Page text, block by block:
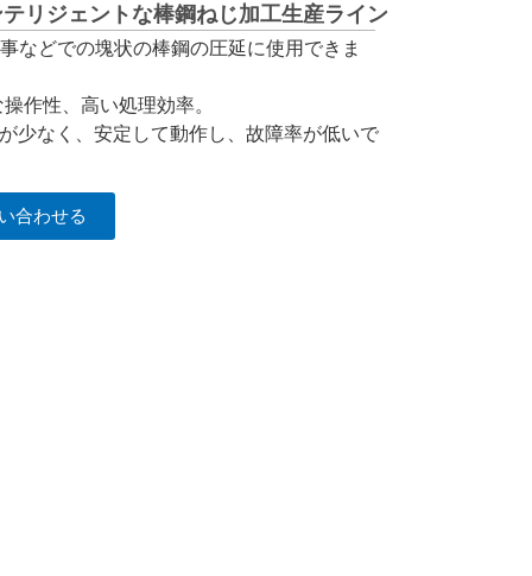
リジェントな棒鋼ねじ加工生産ライン
などでの塊状の棒鋼の圧延に使用できま
作性、高い処理効率。
少なく、安定して動作し、故障率が低いで
合わせる